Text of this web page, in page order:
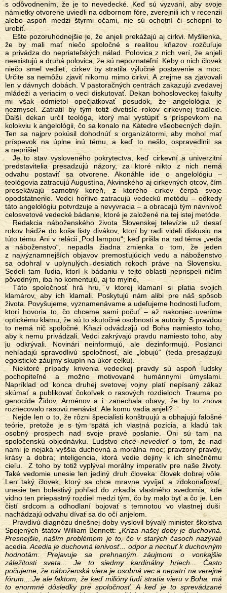
s odôvodnením, že je to nevedecké. Keď sú vyzvaní, aby svoje
námietky otvorene uviedli na odbornom fóre, zverejnili ich v recenzii
alebo aspoň medzi štyrmi očami, nie sú ochotní či schopní to
urobiť.
Ešte pozoruhodnejšie je, že anjeli prekážajú aj cirkvi. Myšlienka,
že by mali mať niečo spoločné s realitou kňazov rozčuľuje
a privádza do nepriateľských nálad. Polovica z nich verí, že anjeli
neexistujú a druhá polovica, že sú nepoznateľní. Keby o nich človek
niečo smel vedieť, cirkev by stratila výlučné postavenie a moc.
Určite sa nemôžu zjaviť nikomu mimo cirkvi. A zrejme sa zjavovali
len v dávnych dobách. V pastoračných centrách zakazujú zvedavej
mládeži a veriacim o veci diskutovať. Dekan bohosloveckej fakulty
mi však odmietol opečiatkovať posudok, že angelológia je
nezmysel. Zatratil by tým totiž dvetisíc rokov cirkevnej tradície.
Ďalší dekan určil teológa, ktorý mal vystúpiť s príspevkom na
kolokviu k angelológii, čo sa konalo na Katedre všeobecných dejín.
Ten sa najprv pokúsil dohodnúť s organizátormi, aby mohol mať
príspevok na úplne inú tému, a keď to nešlo, ospravedlnil sa
a neprišiel.
Je to stav vysloveného pokrytectva, keď cirkevní a univerzitní
predstavitelia presadzujú názory, za ktoré nikto z nich nemá
odvahu postaviť sa otvorene. Akonáhle ide o angelológiu –
teológovia zatracujú Augustína, Akvinského aj cirkevných otcov, čím
presekávajú samotný koreň, z ktorého cirkev čerpá svoje
opodstatnenie. Vedci horlivo zatracujú vedeckú metódu – odkedy
táto angelológiu potvrdzuje a nevyvracia – a obracajú tým navnivoč
celosvetové vedecké bádanie, ktoré je založené na tej istej metóde.
Redakcia náboženského života Slovenskej televízie už desať
rokov hádže do koša listy divákov, ktorí by radi videli diskusiu na
túto tému. Ani v relácii „Pod lampou“, keď prišla na rad téma „veda
a náboženstvo“, nepadla žiadna zmienka o tom, že jeden
z najvýznamnejších objavov premosťujúcich vedu a náboženstvo
sa odohral v uplynulých desiatich rokoch práve na Slovensku.
Sedeli tam ľudia, ktorí k bádaniu v tejto oblasti neprispeli ničím
pôvodným, iba ho komentujú, aj to mylne.
Táto spoločnosť hrá hru, v ktorej klamaní si platia svojich
klamárov, aby ich klamali. Poskytujú nám alibi pre náš spôsob
života. Povyšujeme, vyznamenávame a udeľujeme hodnosti ľuďom,
ktorí hovoria to, čo chceme sami počuť – až nakoniec uveríme
optickému klamu, že sú to skutočné osobnosti a autority. S pravdou
to nemá nič spoločné. Kňazi odvádzajú od Boha namiesto toho,
aby k nemu privádzali. Vedci zakrývajú pravdu namiesto toho, aby
ju odkrývali. Novinári neinformujú, ale dezinformujú. Poslanci
nehľadajú spravodlivú spoločnosť, ale „lobujú“ (teda presadzujú
egoistické záujmy skupín na úkor celku).
Niektoré prípady krivenia vedeckej pravdy sú aspoň ľudsky
pochopiteľné a možno motivované humánnymi úmyslami.
Napríklad od konca druhej svetovej vojny platí nepísaný zákaz
skúmať a publikovať čokoľvek o rasových rozdieloch. Trauma po
genocíde Židov, Arménov a i. zanechala obavy, že by to znova
roznecovalo rasovú nenávisť. Ale komu vadia anjeli?
Nejde len o to, že rôzni špecialisti konštruujú a obhajujú falošné
teórie, pretože je s tým spätá ich vlastná pozícia, a kladú tak
osobný prospech nad svoje pravé poslanie. Oni sú tam na
spoločenskú objednávku. Ľudstvochce nevedieť o tom, že nad
nami je nejaká vyššia duchovná a morálna moc; pravzory pravdy,
krásy a dobra; inteligencia, ktorá vedie dejiny k ich slnečnému
cieľu. Z toho by totiž vyplýval morálny imperatív pre naše životy.
Také vedomie unesie len jediný druh človeka: človek dobrej vôle.
Len taký človek, ktorý sa chce mravne vyvíjať a zdokonaľovať,
unesie ten bolestivý pohľad do zrkadla vlastného svedomia, kde
vidno ten priepastný rozdiel medzi tým, čo by malo byť a čo je. Len
čistí srdcom a odhodlaní bojovať s temnotou vo vlastnej duši
nachádzajú odvahu dívať sa do očí anjelom.
Pravdivú diagnózu dnešnej doby vyslovil bývalý minister školstva
Spojených štátov William Bennett:
„Kríza našej doby je duchovná.
Presnejšie, naším problémom je to, čo v starých časoch nazývali
acedia . Acedia je duchovná lenivosť... odpor a nechuť k duchovným
hodnotám. Prejavuje sa prehnaným záujmom o vonkajšie
záležitosti sveta... Je to siedmy kardinálny hriech... Často
počujeme, že náboženská viera je osobná vec a nepatrí na verejné
fórum... Je ale faktom, že keď milióny ľudí stratia vieru v Boha, má
to enormné dôsledky pre spoločnosť. A keď je to sprevádzané